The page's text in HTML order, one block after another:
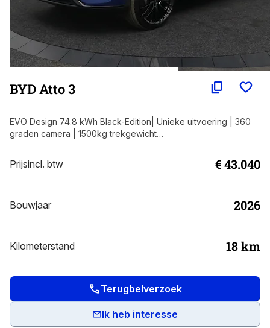
BYD Atto 3
EVO Design 74.8 kWh Black-Edition| Unieke uitvoering | 360
graden camera | 1500kg trekgewicht
Prijsincl. btw € 43.040
Bouwjaar 2026
Kilometerstand 18km
Ik heb interesse
Terugbelverzoek